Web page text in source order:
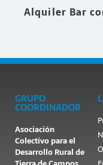
Alquiler Bar
GRUPO
COORDINADOR
Asociación
Colectivo para el
Desarrollo Rural de